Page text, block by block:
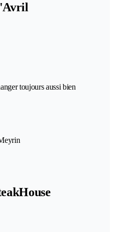
toujours aussi bien